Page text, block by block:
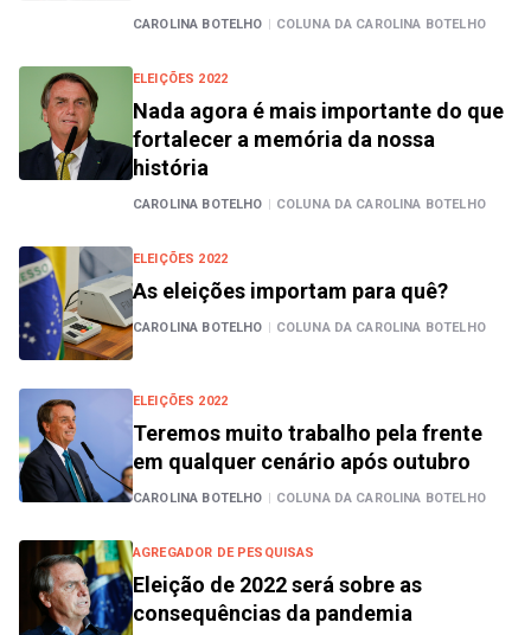
CAROLINA BOTELHO | COLUNA DA CAROLINA BOTELHO
ELEIÇÕES 2022
Nada agora é mais importante do que
fortalecer a memória da nossa
história
CAROLINA BOTELHO | COLUNA DA CAROLINA BOTELHO
ELEIÇÕES 2022
As eleições importam para quê?
CAROLINA BOTELHO | COLUNA DA CAROLINA BOTELHO
ELEIÇÕES 2022
Teremos muito trabalho pela frente
em qualquer cenário após outubro
CAROLINA BOTELHO | COLUNA DA CAROLINA BOTELHO
AGREGADOR DE PESQUISAS
Eleição de 2022 será sobre as
consequências da pandemia